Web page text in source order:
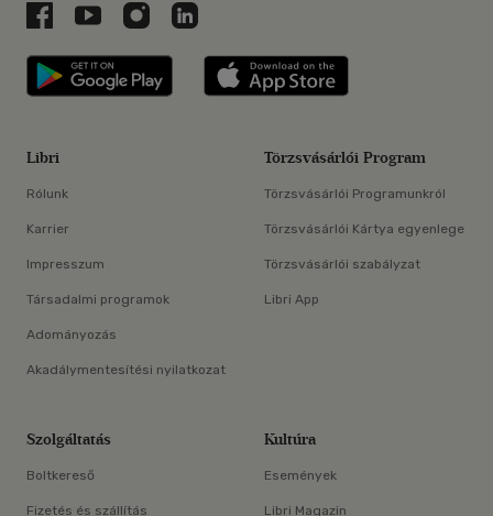
Libri a Facebookon
Libri a Youtube-on
Libri az Instagramon
Libri a LinkedInen
Libri applikáció Szerezd meg: Google
Libri
Rólunk
Karrier
Impresszum
Társadalmi programok
Adományozás
Akadálymentesítési nyilatkozat
Törzsvásárlói Program
Törzsvásárlói Programunkról
Törzsvásárlói Kártya egyenlege
Törzsvásárlói szabályzat
Libri App
Szolgáltatás
Boltkereső
Fizetés és szállítás
Kultúra
Események
Libri Magazin